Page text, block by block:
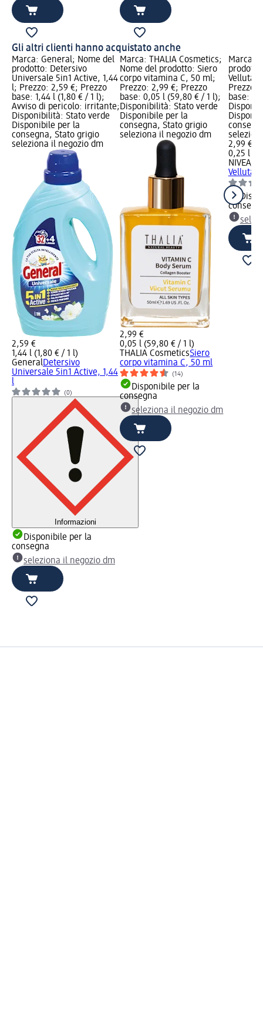
Gli altri clienti hanno acquistato anche
Marca: General; Nome del
prodotto: Detersivo
Universale 5in1 Active, 1,44
l; Prezzo: 2,59 €; Prezzo
base: 1,44 l (1,80 € / 1 l);
Avviso di pericolo: irritante;
Disponibilità: Stato verde
Disponibile per la
consegna, Stato grigio
seleziona il negozio dm
2,59 €
1,44 l (1,80 € / 1 l)
GeneralDetersivo
Universale 5in1 Active, 1,44
l
(0)
Informazioni
Disponibile per la
consegna
seleziona il negozio dm
Marca: THALIA Cosmetics;
Nome del prodotto: Siero
corpo vitamina C, 50 ml;
Prezzo: 2,99 €; Prezzo
base: 0,05 l (59,80 € / 1 l);
Disponibilità: Stato verde
Disponibile per la
consegna, Stato grigio
seleziona il negozio dm
2,99 €
0,05 l (59,80 € / 1 l)
THALIA CosmeticsSiero
corpo vitamina C, 50 ml
(14)
Disponibile per la
consegna
seleziona il negozio dm
Marca:
Prezzo:
base:
2,99 €
0,25 l
NIVEA